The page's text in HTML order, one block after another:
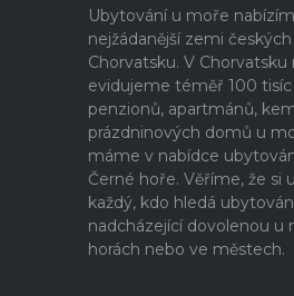
Ubytování u moře
nejžádanější zemi
Chorvatsku. V
evidujeme téměř 100
penzionů, apartmánů,
prázdninových domů u
máme v nabídce
Černé hoře. Věříme, že si
každý, kdo hledá
nadcházející dovolenou u
horách nebo ve městech.